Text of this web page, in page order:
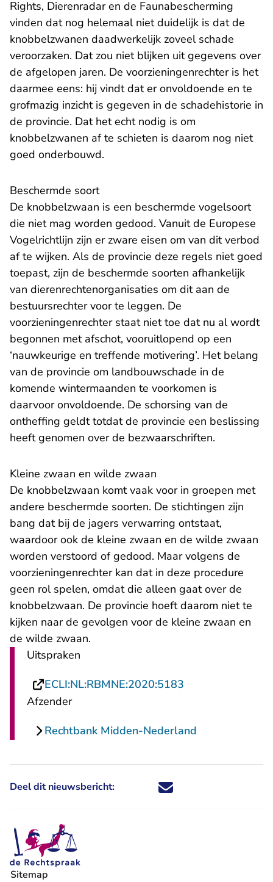
Rights, Dierenradar en de Faunabescherming
vinden dat nog helemaal niet duidelijk is dat de
knobbelzwanen daadwerkelijk zoveel schade
veroorzaken. Dat zou niet blijken uit gegevens over
de afgelopen jaren. De voorzieningenrechter is het
daarmee eens: hij vindt dat er onvoldoende en te
grofmazig inzicht is gegeven in de schadehistorie in
de provincie. Dat het echt nodig is om
knobbelzwanen af te schieten is daarom nog niet
goed onderbouwd.
Beschermde soort
De knobbelzwaan is een beschermde vogelsoort
die niet mag worden gedood. Vanuit de Europese
Vogelrichtlijn zijn er zware eisen om van dit verbod
af te wijken. Als de provincie deze regels niet goed
toepast, zijn de beschermde soorten afhankelijk
van dierenrechtenorganisaties om dit aan de
bestuursrechter voor te leggen. De
voorzieningenrechter staat niet toe dat nu al wordt
begonnen met afschot, vooruitlopend op een
‘nauwkeurige en treffende motivering’. Het belang
van de provincie om landbouwschade in de
komende wintermaanden te voorkomen is
daarvoor onvoldoende. De schorsing van de
ontheffing geldt totdat de provincie een beslissing
heeft genomen over de bezwaarschriften.
Kleine zwaan en wilde zwaan
De knobbelzwaan komt vaak voor in groepen met
andere beschermde soorten. De stichtingen zijn
bang dat bij de jagers verwarring ontstaat,
waardoor ook de kleine zwaan en de wilde zwaan
worden verstoord of gedood. Maar volgens de
voorzieningenrechter kan dat in deze procedure
geen rol spelen, omdat die alleen gaat over de
knobbelzwaan. De provincie hoeft daarom niet te
kijken naar de gevolgen voor de kleine zwaan en
de wilde zwaan.
Uitspraken
ECLI:NL:RBMNE:2020:5183
Afzender
Rechtbank Midden-Nederland
Deel dit nieuwsbericht: Deel dit nieuwsbericht via X -
Deel dit nieuwsbericht via
Deel dit nieuwsbericht
Deel dit
Sitemap